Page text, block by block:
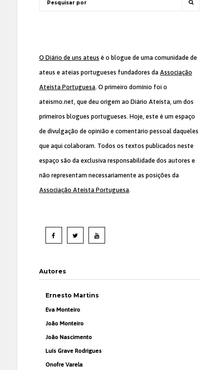
O Diário de uns ateus é o blogue de uma comunidade de
ateus e ateias portugueses fundadores da Associação
Ateísta Portuguesa. O primeiro domínio foi o
ateismo.net, que deu origem ao Diário Ateísta, um dos
primeiros blogues portugueses. Hoje, este é um espaço
de divulgação de opinião e comentário pessoal daqueles
que aqui colaboram. Todos os textos publicados neste
espaço são da exclusiva responsabilidade dos autores e
não representam necessariamente as posições da
Associação Ateísta Portuguesa.
Autores
Ernesto Martins
Eva Monteiro
João Monteiro
João Nascimento
Luís Grave Rodrigues
Onofre Varela